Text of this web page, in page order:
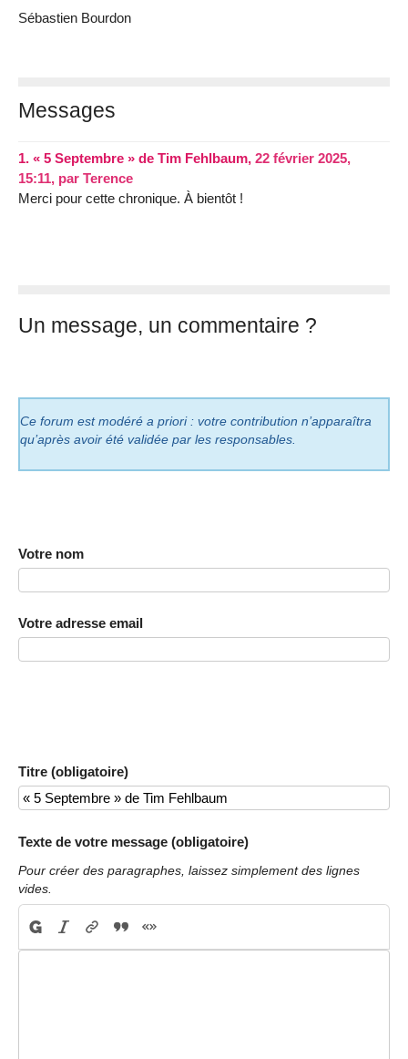
Sébastien Bourdon
Messages
1. « 5 Septembre » de Tim Fehlbaum, 22 février 2025,
15:11, par Terence
Merci pour cette chronique. À bientôt !
Un message, un commentaire ?
Ce forum est modéré a priori : votre contribution n’apparaîtra
qu’après avoir été validée par les responsables.
Votre nom
Votre adresse email
Titre (obligatoire)
Texte de votre message (obligatoire)
Pour créer des paragraphes, laissez simplement des lignes
vides.